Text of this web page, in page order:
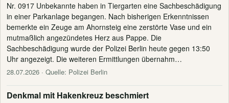
Nr. 0917 Unbekannte haben in Tiergarten eine Sachbeschädigung
in einer Parkanlage begangen. Nach bisherigen Erkenntnissen
bemerkte ein Zeuge am Ahornsteig eine zerstörte Vase und ein
mutmaßlich angezündetes Herz aus Pappe. Die
Sachbeschädigung wurde der Polizei Berlin heute gegen 13:50
Uhr angezeigt. Die weiteren Ermittlungen übernahm…
28.07.2026 · Quelle: Polizei Berlin
Denkmal mit Hakenkreuz beschmiert